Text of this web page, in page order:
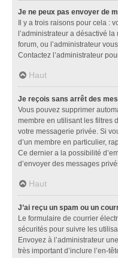
Je ne peux pas envoyer de
Il y a trois raisons pour cela :
l’administrateur a désactivé
forum, ou l’administrateur
Contactez l’administrateur
Haut
Je reçois sans arrêt des
Vous pouvez supprimer
membre en utilisant les filtres
votre messagerie privée. Si
d’un membre en particulier,
Ce dernier a la possibilité
d’envoyer des messages
Haut
J’ai reçu un spam ou un
Le formulaire de courrier
sécurités pour suivre les
Envoyez à l’administrateur
très important d’inclure l’en-